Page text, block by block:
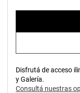
Disfrutá de acceso
y Galería.
Consultá nuestras